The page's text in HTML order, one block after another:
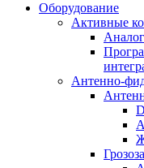
Оборудование
Активные
Антенно-